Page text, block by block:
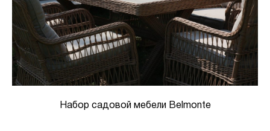
Набор садовой мебели Belmonte